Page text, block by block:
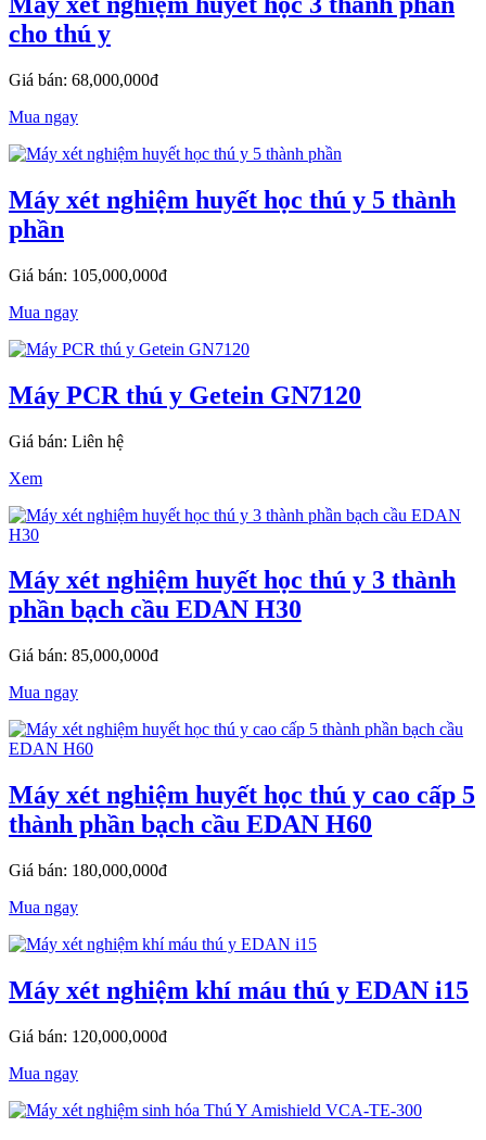
cho thú y
Giá bán: 68,000,000đ
Mua ngay
Máy xét nghiệm huyết học thú y 5 thành
phần
Giá bán: 105,000,000đ
Mua ngay
Máy PCR thú y Getein GN7120
Giá bán: Liên hệ
Xem
Máy xét nghiệm huyết học thú y 3 thành
phần bạch cầu EDAN H30
Giá bán: 85,000,000đ
Mua ngay
Máy xét nghiệm huyết học thú y cao cấp 5
thành phần bạch cầu EDAN H60
Giá bán: 180,000,000đ
Mua ngay
Máy xét nghiệm khí máu thú y EDAN i15
Giá bán: 120,000,000đ
Mua ngay